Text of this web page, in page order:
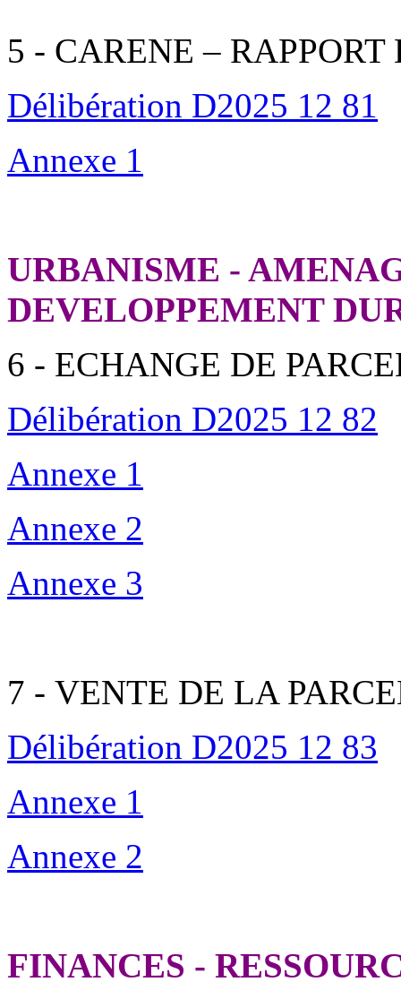
5 - CARENE –
Délibération D2025 12 81
Annexe 1
URBANISME -
DEVELOPPEMENT
6 - ECHANGE DE
Délibération D2025 12 82
Annexe 1
Annexe 2
Annexe 3
7 - VENTE DE LA
Délibération D2025 12 83
Annexe 1
Annexe 2
FINANCES -